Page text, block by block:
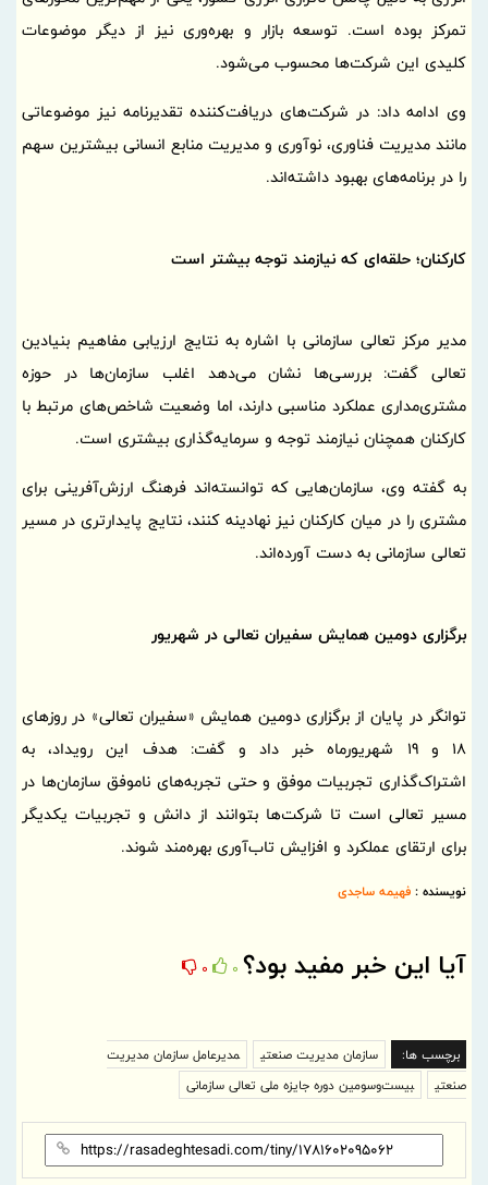
تمرکز بوده است. توسعه بازار و بهره‌وری نیز از دیگر موضوعات
کلیدی این شرکت‌ها محسوب می‌شود.
وی ادامه داد: در شرکت‌های دریافت‌کننده تقدیرنامه نیز موضوعاتی
مانند مدیریت فناوری، نوآوری و مدیریت منابع انسانی بیشترین سهم
را در برنامه‌های بهبود داشته‌اند.
کارکنان؛ حلقه‌ای که نیازمند توجه بیشتر است
مدیر مرکز تعالی سازمانی با اشاره به نتایج ارزیابی مفاهیم بنیادین
تعالی گفت: بررسی‌ها نشان می‌دهد اغلب سازمان‌ها در حوزه
مشتری‌مداری عملکرد مناسبی دارند، اما وضعیت شاخص‌های مرتبط با
کارکنان همچنان نیازمند توجه و سرمایه‌گذاری بیشتری است.
به گفته وی، سازمان‌هایی که توانسته‌اند فرهنگ ارزش‌آفرینی برای
مشتری را در میان کارکنان نیز نهادینه کنند، نتایج پایدارتری در مسیر
تعالی سازمانی به دست آورده‌اند.
برگزاری دومین همایش سفیران تعالی در شهریور
توانگر در پایان از برگزاری دومین همایش «سفیران تعالی» در روزهای
18 و 19 شهریورماه خبر داد و گفت: هدف این رویداد، به
اشتراک‌گذاری تجربیات موفق و حتی تجربه‌های ناموفق سازمان‌ها در
مسیر تعالی است تا شرکت‌ها بتوانند از دانش و تجربیات یکدیگر
برای ارتقای عملکرد و افزایش تاب‌آوری بهره‌مند شوند.
نویسنده : فهیمه ساجدی
آیا این خبر مفید بود؟ 0
0
برچسب ها: سازمان مدیریت صنعتی
مدیرعامل سازمان مدیریت
صنعتی
بیست‌وسومین دوره جایزه ملی تعالی سازمانی